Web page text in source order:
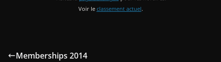
Voir le classement actuel.
Memberships 2014